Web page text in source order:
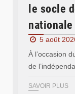
le socle
nationale
5 août
À l’occasion
de
SAVOIR PLUS